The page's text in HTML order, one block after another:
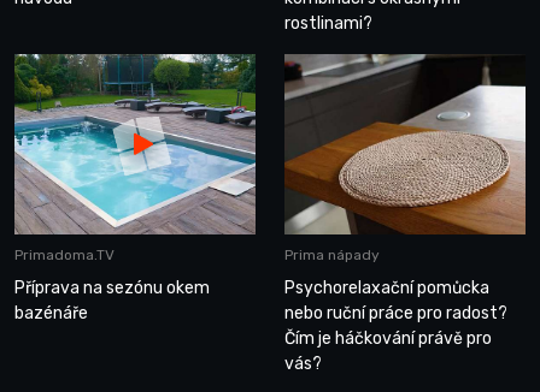
rostlinami?
Primadoma.TV
Příprava na sezónu okem
bazénáře
Prima nápady
Psychorelaxační pomůcka
nebo ruční práce pro radost?
Čím je háčkování právě pro
vás?